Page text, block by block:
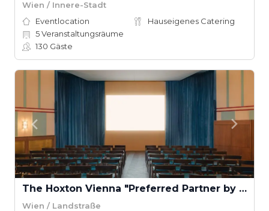
Wien / Innere-Stadt
Eventlocation
Hauseigenes Catering
5Veranstaltungsräume
130 Gäste
The Hoxton Vienna "Preferred Partner by Accor"
Wien / Landstraße